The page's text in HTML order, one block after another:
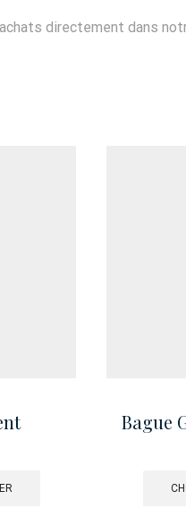
directement dans
Bague